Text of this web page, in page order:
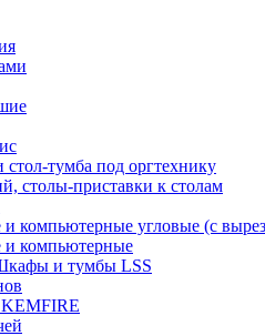
тумба под оргтехнику
столы-приставки к столам
компьютерные угловые (с
компьютерные
и тумбы LSS